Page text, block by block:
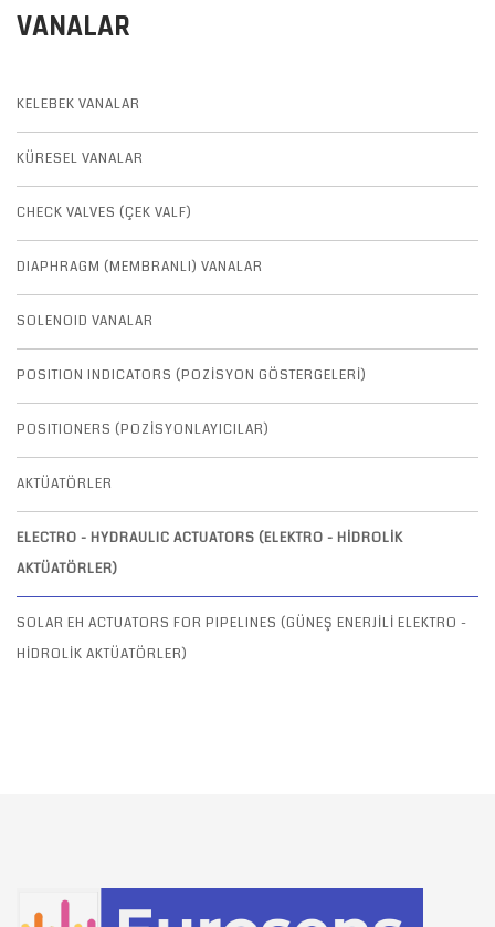
VANALAR
KELEBEK VANALAR
KÜRESEL VANALAR
CHECK VALVES (ÇEK VALF)
DIAPHRAGM (MEMBRANLI) VANALAR
SOLENOID VANALAR
POSITION INDICATORS (POZİSYON GÖSTERGELERİ)
POSITIONERS (POZİSYONLAYICILAR)
AKTÜATÖRLER
ELECTRO - HYDRAULIC ACTUATORS (ELEKTRO - HİDROLİK
AKTÜATÖRLER)
SOLAR EH ACTUATORS FOR PIPELINES (GÜNEŞ ENERJİLİ ELEKTRO -
HİDROLİK AKTÜATÖRLER)